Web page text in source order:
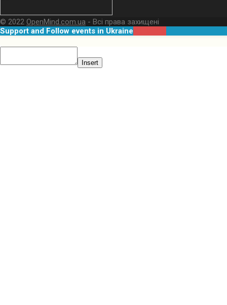
© 2022 OpenMind.com.ua - Всі права захищені
Support and Follow events in Ukraine
Insert